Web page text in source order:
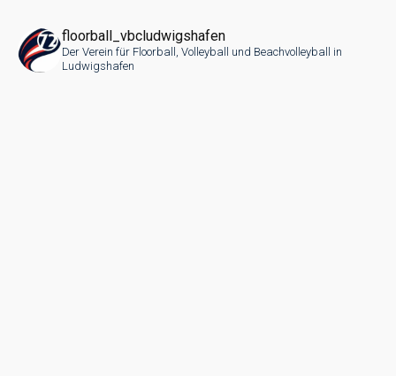
floorball_vbcludwigshafen
Der Verein für Floorball, Volleyball und Beachvolleyball in
Ludwigshafen